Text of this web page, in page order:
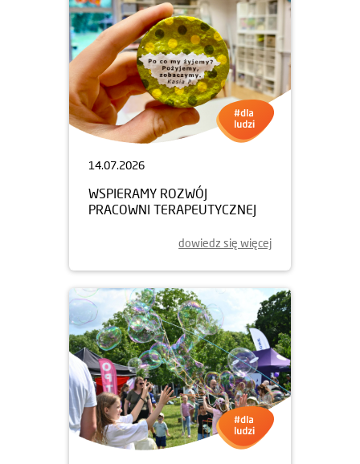
14.07.2026
WSPIERAMY ROZWÓJ
PRACOWNI TERAPEUTYCZNEJ
dowiedz się więcej